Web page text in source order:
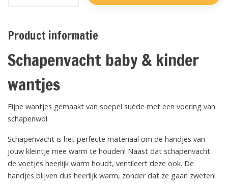
Product informatie
Schapenvacht baby & kinder
wantjes
Fijne wantjes gemaakt van soepel suéde met een voering van
schapenwol.
Schapenvacht is het perfecte materiaal om de handjes van
jouw kleintje mee warm te houden! Naast dat schapenvacht
de voetjes heerlijk warm houdt, ventileert deze ook. De
handjes blijven dus heerlijk warm, zonder dat ze gaan zweten!